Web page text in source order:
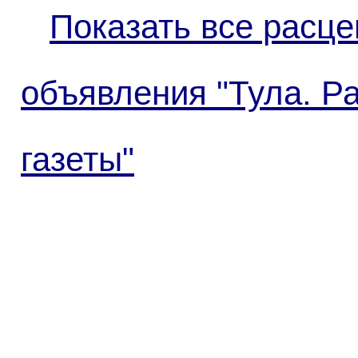
Показать все
объявления "Тула.
газеты"